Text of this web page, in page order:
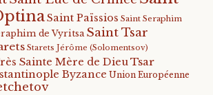
Saint Païssios Saint Seraphim
de Vyritsa Saint Tsar
Starets Jérôme (Solomentsov)
Sainte Mère de DieuTsar
Byzance Union Européenne